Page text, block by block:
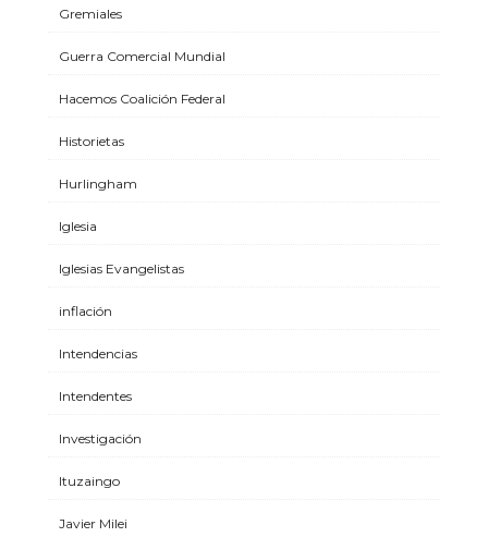
Gremiales
Guerra Comercial Mundial
Hacemos Coalición Federal
Historietas
Hurlingham
Iglesia
Iglesias Evangelistas
inflación
Intendencias
Intendentes
Investigación
Ituzaingo
Javier Milei